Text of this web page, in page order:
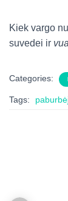
Kiek vargo
suvedei ir
Categories:
Tags: